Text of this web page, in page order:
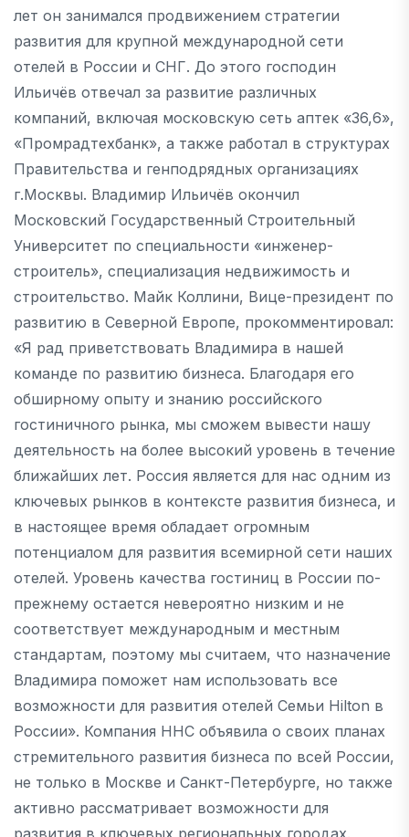
лет он занимался продвижением стратегии
развития для крупной международной сети
отелей в России и СНГ. До этого господин
Ильичёв отвечал за развитие различных
компаний, включая московскую сеть аптек «36,6»,
«Промрадтехбанк», а также работал в структурах
Правительства и генподрядных организациях
г.Москвы. Владимир Ильичёв окончил
Московский Государственный Строительный
Университет по специальности «инженер-
строитель», специализация недвижимость и
строительство. Майк Коллини, Вице-президент по
развитию в Северной Европе, прокомментировал:
«Я рад приветствовать Владимира в нашей
команде по развитию бизнеса. Благодаря его
обширному опыту и знанию российского
гостиничного рынка, мы сможем вывести нашу
деятельность на более высокий уровень в течение
ближайших лет. Россия является для нас одним из
ключевых рынков в контексте развития бизнеса, и
в настоящее время обладает огромным
потенциалом для развития всемирной сети наших
отелей. Уровень качества гостиниц в России по-
прежнему остается невероятно низким и не
соответствует международным и местным
стандартам, поэтому мы считаем, что назначение
Владимира поможет нам использовать все
возможности для развития отелей Семьи Hilton в
России». Компания HHC объявила о своих планах
стремительного развития бизнеса по всей России,
не только в Москве и Санкт-Петербурге, но также
активно рассматривает возможности для
развития в ключевых региональных городах.